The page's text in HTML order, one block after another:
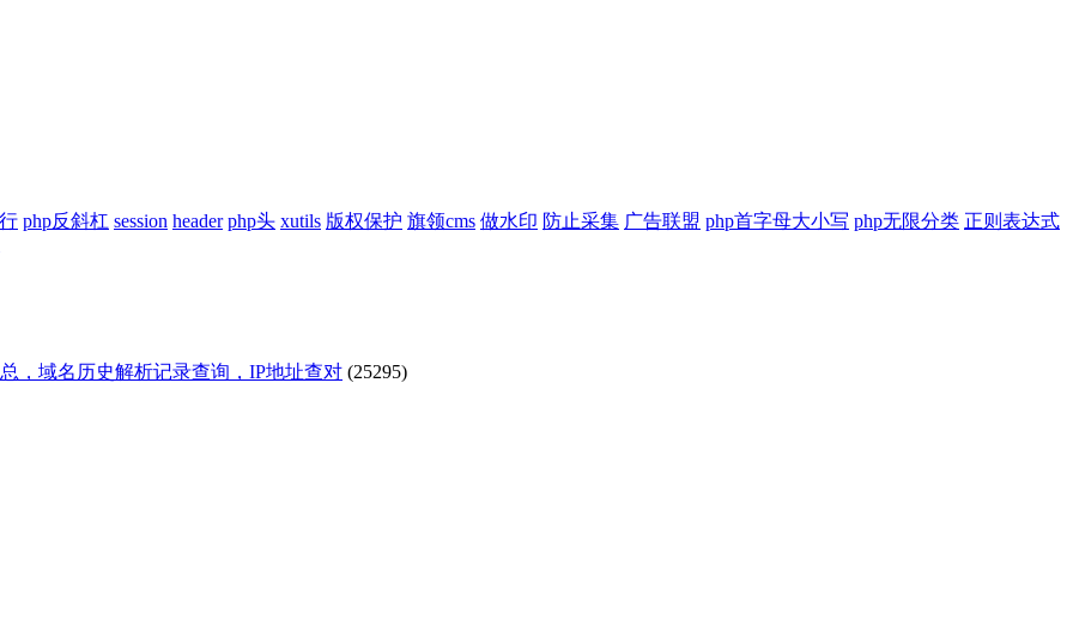
php反斜杠 session header php头 xutils 版权保护 旗领cms 做水印 防止采集 广告联盟 php首字母大小写 php无限分类 正则表达式
，域名历史解析记录查询，IP地址查对 (25295)